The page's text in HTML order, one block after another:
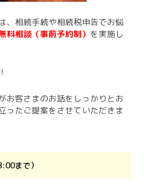
、相続手続や相続税申告でお悩
料相談（事前予約制） を実施し
お客さまのお話をしっかりとお
ったご提案をさせていただきま
まで）